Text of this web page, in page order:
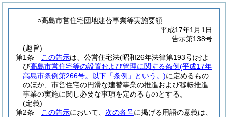
○高島市営住宅団地建替事業等実施要領
平成17年1月1日
告示第138号
(趣旨)
第1条
この告示は、公営住宅法(昭和26年法律第193号)およ
び高島市営住宅等の設置および管理に関する条例(平成17年
高島市条例第266号。以下「条例」という。)に定めるもの
のほか、市営住宅の円滑な建替事業の推進および移転推進
事業の実施に関し必要な事項を定めるものとする。
(定義)
第2条
この告示において、 次の各号に掲げる用語の意義は、